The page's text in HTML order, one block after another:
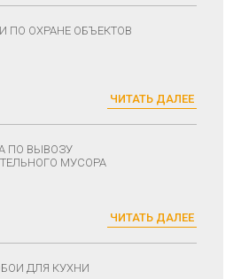
ПО ОХРАНЕ ОБЪЕКТОВ
ЧИТАТЬ ДАЛЕЕ
ПО ВЫВОЗУ
МУСОРА
ЧИТАТЬ ДАЛЕЕ
ДЛЯ КУХНИ